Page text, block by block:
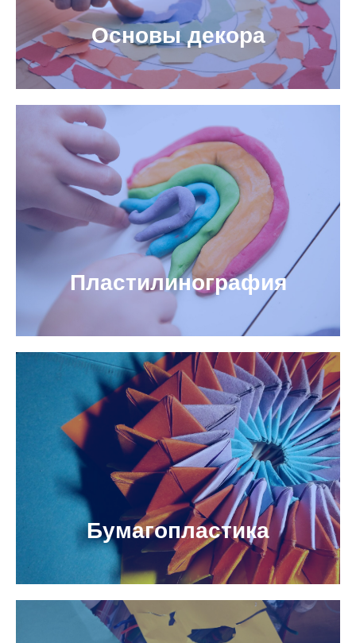
Основы декора
Пластилинография
Бумагопластика